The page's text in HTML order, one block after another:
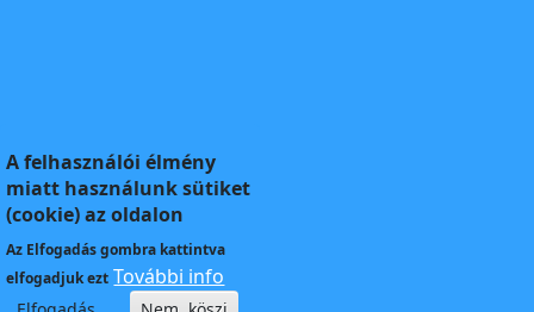
A felhasználói élmény
miatt használunk sütiket
(cookie) az oldalon
Az Elfogadásgombra kattintva
elfogadjuk ezt További info